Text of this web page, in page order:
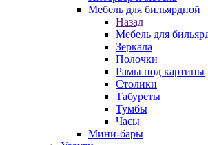
Мебель для бильярдной
Назад
Мебель для
Зеркала
Полочки
Рамы под картины
Столики
Табуреты
Тумбы
Часы
Мини-бары